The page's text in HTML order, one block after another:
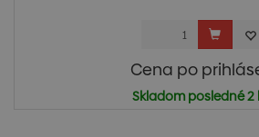
Cena po
Skladom posledné 2